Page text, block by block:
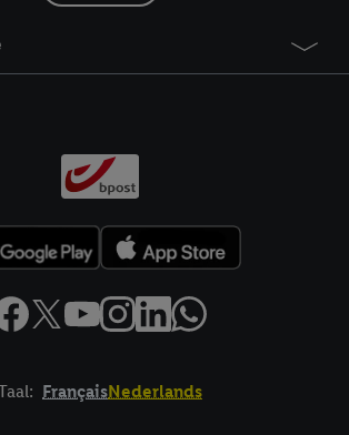
FrançaisNederlands